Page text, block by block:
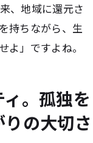
、地域に還元さ
持ちながら、生
よ」ですよね。
。孤独を
の大切さ